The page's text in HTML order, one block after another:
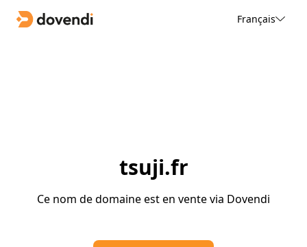
Français
tsuji.fr
Ce nom de domaine est en vente via Dovendi